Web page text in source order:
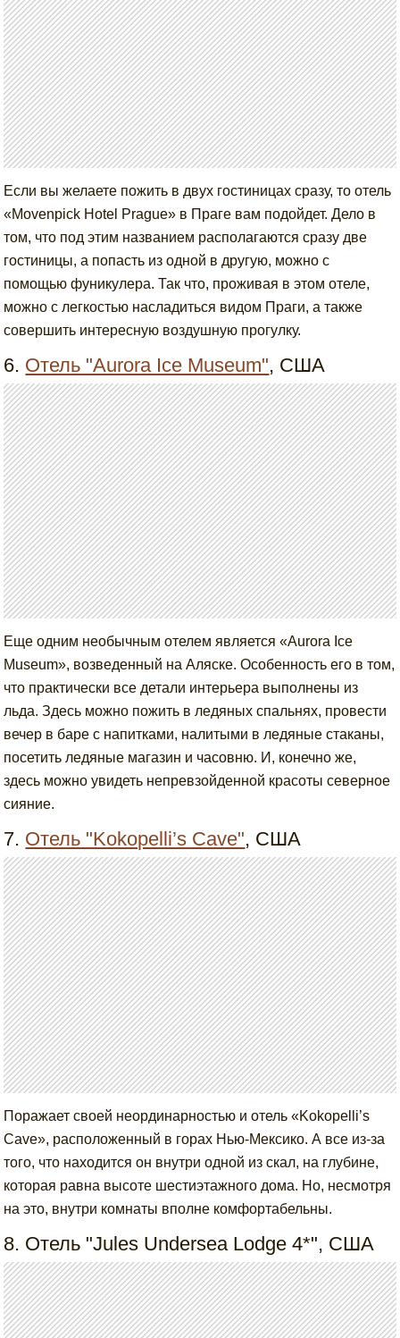
Если вы желаете пожить в двух гостиницах сразу, то отель
«Movenpick Hotel Prague» в Праге вам подойдет. Дело в
том, что под этим названием располагаются сразу две
гостиницы, а попасть из одной в другую, можно с
помощью фуникулера. Так что, проживая в этом отеле,
можно с легкостью насладиться видом Праги, а также
совершить интересную воздушную прогулку.
6. Отель "Aurora Ice Museum", США
Еще одним необычным отелем является «Aurora Ice
Museum», возведенный на Аляске. Особенность его в том,
что практически все детали интерьера выполнены из
льда. Здесь можно пожить в ледяных спальнях, провести
вечер в баре с напитками, налитыми в ледяные стаканы,
посетить ледяные магазин и часовню. И, конечно же,
здесь можно увидеть непревзойденной красоты северное
сияние.
7. Отель "Kokopelli’s Cave", США
Поражает своей неординарностью и отель «Kokopelli’s
Cave», расположенный в горах Нью-Мексико. А все из-за
того, что находится он внутри одной из скал, на глубине,
которая равна высоте шестиэтажного дома. Но, несмотря
на это, внутри комнаты вполне комфортабельны.
8. Отель "Jules Undersea Lodge 4*", США